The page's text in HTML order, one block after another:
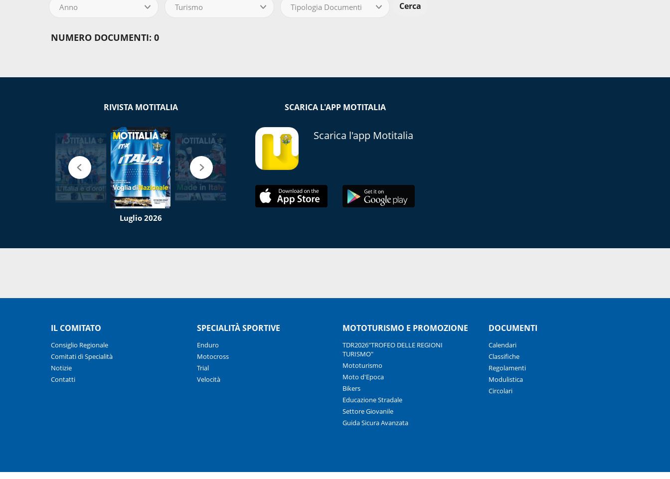
Anno Turismo Tipologia Documenti
NUMERO DOCUMENTI: 0
RIVISTA MOTITALIA
Luglio 2026
SCARICA L'APP MOTITALIA
Scarica l'app Motitalia
IL COMITATO
Consiglio Regionale
Comitati di Specialità
Notizie
Contatti
SPECIALITÀ SPORTIVE
Enduro
Motocross
Trial
Velocità
MOTOTURISMO E PROMOZIONE
TDR2026"TROFEO DELLE REGIONI
TURISMO"
Mototurismo
Moto d'Epoca
Bikers
Educazione Stradale
Settore Giovanile
Guida Sicura Avanzata
DOCUMENTI
Calendari
Classifiche
Regolamenti
Modulistica
Circolari